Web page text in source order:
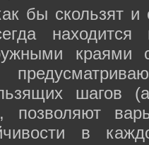
бы скользят
краями
шагов
позволяют
в